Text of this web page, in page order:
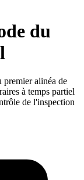
du
premier alinéa de
à temps partiel
de l'inspection